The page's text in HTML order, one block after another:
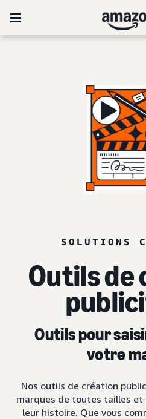
SOLUTIONS
Outils de
Outils pour
votre
Nos outils de création
marques de toutes tailles
leur histoire. Que vous